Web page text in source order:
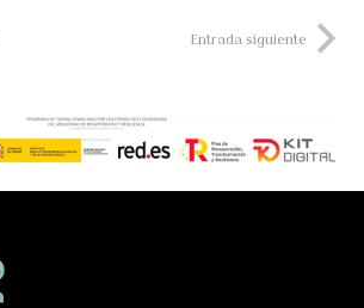
Entrada siguiente